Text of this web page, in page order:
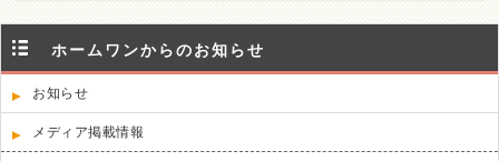
ホームワンからのお知らせ
お知らせ
メディア掲載情報